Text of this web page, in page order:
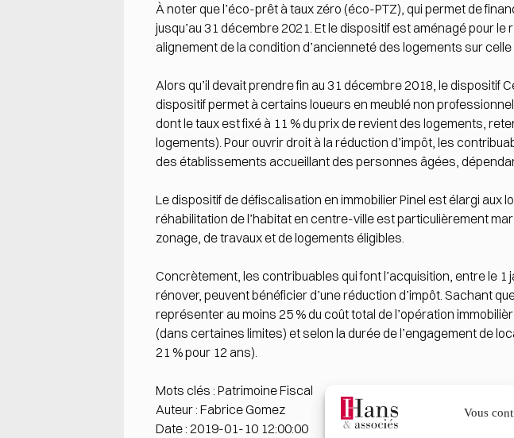
Vous
À noter que l’éco-prêt à taux zéro (éco-PTZ), qui permet de
jusqu’au 31 décembre 2021. Et le dispositif est aménagé pour
alignement de la condition d’ancienneté des logements sur celle
Alors qu’il devait prendre fin au 31 décembre 2018, le
dispositif permet à certains loueurs en meublé non
dont le taux est fixé à 11 % du prix de revient des logements,
logements). Pour ouvrir droit à la réduction d’impôt, les
des établissements accueillant des personnes âgées,
Le dispositif de défiscalisation en immobilier Pinel est élargi
réhabilitation de l’habitat en centre-ville est particulièrement
zonage, de travaux et de logements éligibles.
Concrètement, les contribuables qui font l’acquisition, entre le
rénover, peuvent bénéficier d’une réduction d’impôt. Sachant
représenter au moins 25 % du coût total de l’opération
(dans certaines limites) et selon la durée de l’engagement de
21 % pour 12 ans).
Mots clés : Patrimoine Fiscal
Auteur : Fabrice Gomez
Date : 2019-01-10 12:00:00